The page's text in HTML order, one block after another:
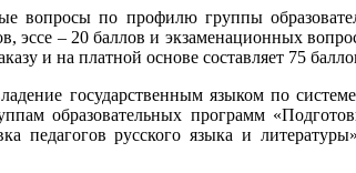
вопросы по профилю группы
эссе – 20 баллов и экзаменационных
и на платной основе составляет 75
государственным языком по
образовательных программ
педагогов русского языка и